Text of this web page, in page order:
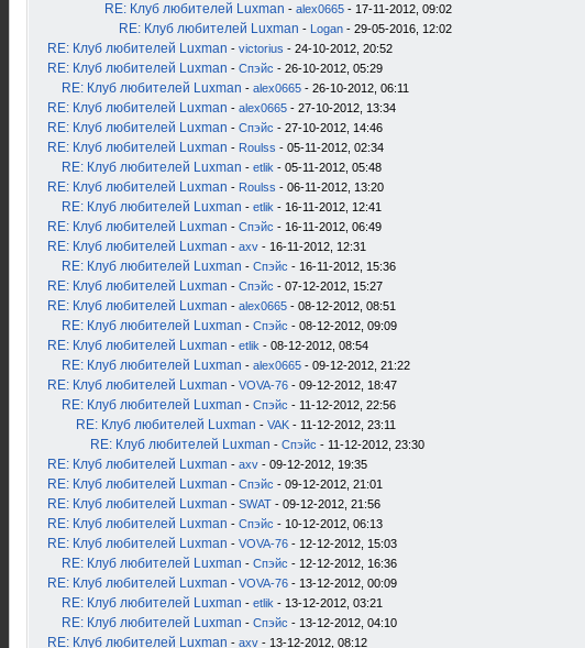
RE: Клуб любителей Luxman - alex0665 - 17-11-2012, 09:02
RE: Клуб любителей Luxman - Logan - 29-05-2016, 12:02
RE: Клуб любителей Luxman - victorius - 24-10-2012, 20:52
RE: Клуб любителей Luxman - Спэйс - 26-10-2012, 05:29
RE: Клуб любителей Luxman - alex0665 - 26-10-2012, 06:11
RE: Клуб любителей Luxman - alex0665 - 27-10-2012, 13:34
RE: Клуб любителей Luxman - Спэйс - 27-10-2012, 14:46
RE: Клуб любителей Luxman - Roulss - 05-11-2012, 02:34
RE: Клуб любителей Luxman - etlik - 05-11-2012, 05:48
RE: Клуб любителей Luxman - Roulss - 06-11-2012, 13:20
RE: Клуб любителей Luxman - etlik - 16-11-2012, 12:41
RE: Клуб любителей Luxman - Спэйс - 16-11-2012, 06:49
RE: Клуб любителей Luxman - axv - 16-11-2012, 12:31
RE: Клуб любителей Luxman - Спэйс - 16-11-2012, 15:36
RE: Клуб любителей Luxman - Спэйс - 07-12-2012, 15:27
RE: Клуб любителей Luxman - alex0665 - 08-12-2012, 08:51
RE: Клуб любителей Luxman - Спэйс - 08-12-2012, 09:09
RE: Клуб любителей Luxman - etlik - 08-12-2012, 08:54
RE: Клуб любителей Luxman - alex0665 - 09-12-2012, 21:22
RE: Клуб любителей Luxman - VOVA-76 - 09-12-2012, 18:47
RE: Клуб любителей Luxman - Спэйс - 11-12-2012, 22:56
RE: Клуб любителей Luxman - VAK - 11-12-2012, 23:11
RE: Клуб любителей Luxman - Спэйс - 11-12-2012, 23:30
RE: Клуб любителей Luxman - axv - 09-12-2012, 19:35
RE: Клуб любителей Luxman - Спэйс - 09-12-2012, 21:01
RE: Клуб любителей Luxman - SWAT - 09-12-2012, 21:56
RE: Клуб любителей Luxman - Спэйс - 10-12-2012, 06:13
RE: Клуб любителей Luxman - VOVA-76 - 12-12-2012, 15:03
RE: Клуб любителей Luxman - Спэйс - 12-12-2012, 16:36
RE: Клуб любителей Luxman - VOVA-76 - 13-12-2012, 00:09
RE: Клуб любителей Luxman - etlik - 13-12-2012, 03:21
RE: Клуб любителей Luxman - Спэйс - 13-12-2012, 04:10
RE: Клуб любителей Luxman - axv - 13-12-2012, 08:12